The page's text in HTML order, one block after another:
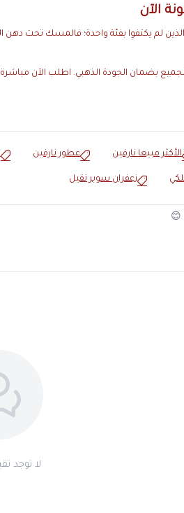
الآن
الذين لم يكتفوا بفئة واحدة؛ فالمسك تحت
الجميع بضمان الجودة الذهبي. اطلب الآن
الأكثر مبيعا نارفين عطور نارفين
زعفران سوبر نقيل
لا توجد